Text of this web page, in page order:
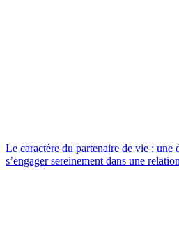
Le caractère du partenaire de vie : une
s’engager sereinement dans une